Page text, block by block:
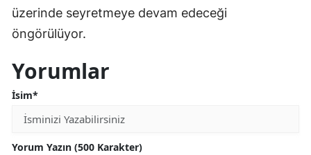
üzerinde seyretmeye devam edeceği
öngörülüyor.
Yorumlar
İsim*
Yorum Yazın (500 Karakter)